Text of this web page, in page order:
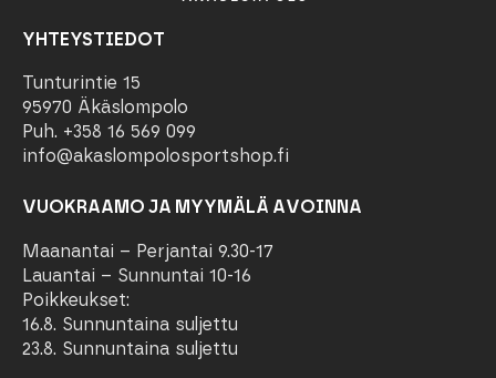
YHTEYSTIEDOT
Tunturintie 15
95970 Äkäslompolo
Puh. +358 16 569 099
info@akaslompolosportshop.fi
VUOKRAAMO JA MYYMÄLÄ AVOINNA
Maanantai – Perjantai 9.30-17
Lauantai – Sunnuntai 10-16
Poikkeukset:
16.8. Sunnuntaina suljettu
23.8. Sunnuntaina suljettu